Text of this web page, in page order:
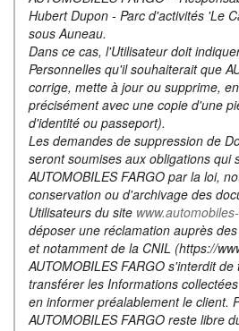
Hubert Dupon - Parc d'activités 'Le
sous Auneau.
Dans ce cas, l'Utilisateur doit
Personnelles qu'il souhaiterait que
corrige, mette à jour ou supprime,
précisément avec une copie d'une
d'identité ou passeport).
Les demandes de suppression de
seront soumises aux obligations qui
AUTOMOBILES FARGO par la loi,
conservation ou d'archivage des
Utilisateurs du site
déposer une réclamation auprès
et notamment de la CNIL (https://
AUTOMOBILES FARGO s'interdit
transférer les Informations
en informer préalablement le client.
AUTOMOBILES FARGO reste libre